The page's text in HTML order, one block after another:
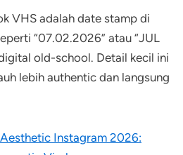
VHS adalah date stamp di
“07.02.2026” atau “JUL
old-school. Detail kecil ini
lebih authentic dan langsung
Instagram 2026: